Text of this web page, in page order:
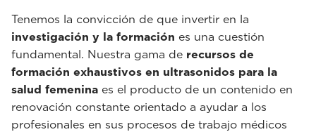
Tenemos la convicción de que invertir en la
investigación y la formación es una cuestión
fundamental. Nuestra gama de recursos de
formación exhaustivos en ultrasonidos para la
salud femenina es el producto de un contenido en
renovación constante orientado a ayudar a los
profesionales en sus procesos de trabajo médicos